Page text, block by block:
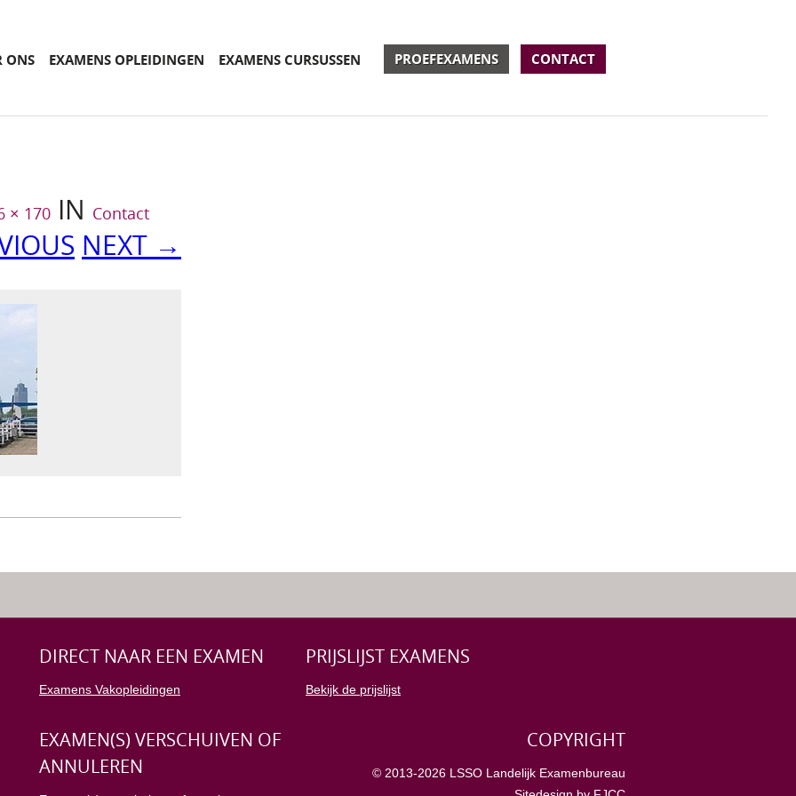
ONS EXAMENS OPLEIDINGEN EXAMENS CURSUSSEN PROEFEXAMENS CONTACT
× 170 IN Contact
NEXT →
DIRECT NAAR EEN EXAMEN
Examens Vakopleidingen
PRIJSLIJST EXAMENS
Bekijk de prijslijst
EXAMEN(S) VERSCHUIVEN OF
ANNULEREN
COPYRIGHT
© 2013-2026 LSSO Landelijk Examenbureau